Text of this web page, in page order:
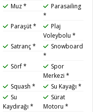
Muz *
Parasailing
*
Paraşüt *
Plaj
Voleybolu *
Satranç *
Snowboard
*
Sörf *
Spor
Merkezi *
Squash *
Su Kayağı *
Su
Kaydırağı *
Sürat
Motoru *